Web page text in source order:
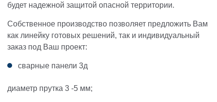
будет надежной защитой опасной территории.
Собственное производство позволяет предложить Вам
как линейку готовых решений, так и индивидуальный
заказ под Ваш проект:
сварные панели 3д
диаметр прутка 3 -5 мм;